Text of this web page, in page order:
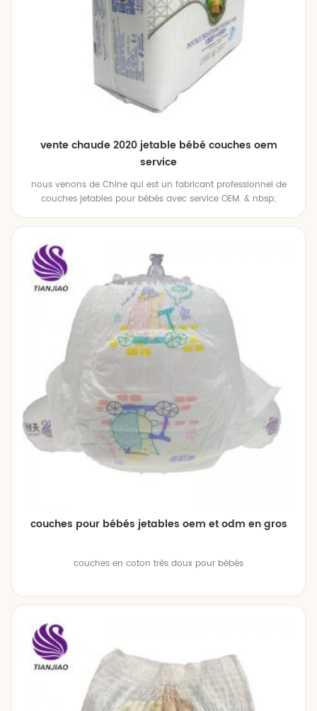
vente chaude 2020 jetable bébé couches oem
service
nous venons de Chine qui est un fabricant professionnel de
couches jetables pour bébés avec service OEM. & nbsp;
couches pour bébés jetables oem et odm en gros
couches en coton très doux pour bébés